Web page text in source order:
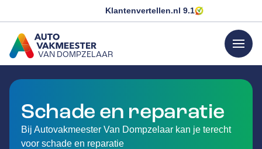
Klantenvertellen.nl 9.1
VAN DOMPZELAAR
GA NAAR DE HOMEPAGINA
menu
Schade en reparatie
Bij Autovakmeester Van Dompzelaar kan je terecht
voor schade en reparatie